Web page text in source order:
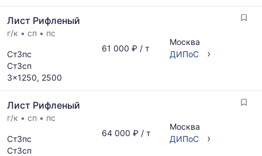
Лист Рифленый
г/к • сп • пс
Ст3пс
Ст3сп
3x1250, 2500
61 000 ₽ / т
Москва
ДИПоС
›
Лист Рифленый
г/к • сп • пс
Ст3пс
Ст3сп
64 000 ₽ / т
Москва
ДИПоС
›